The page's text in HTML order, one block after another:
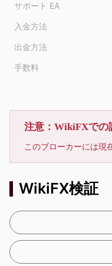
サポート EA
入金方法
出金方法
手数料
WikiFX検証